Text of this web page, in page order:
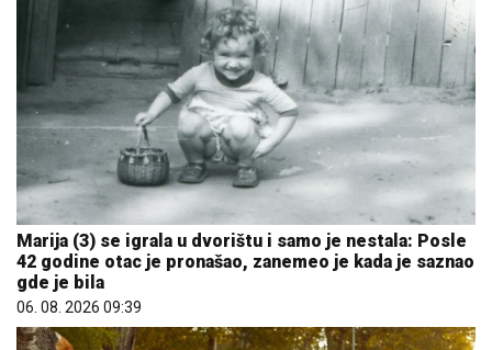
Marija (3) se igrala u dvorištu i samo je nestala: Posle
42 godine otac je pronašao, zanemeo je kada je saznao
gde je bila
06. 08. 2026 09:39